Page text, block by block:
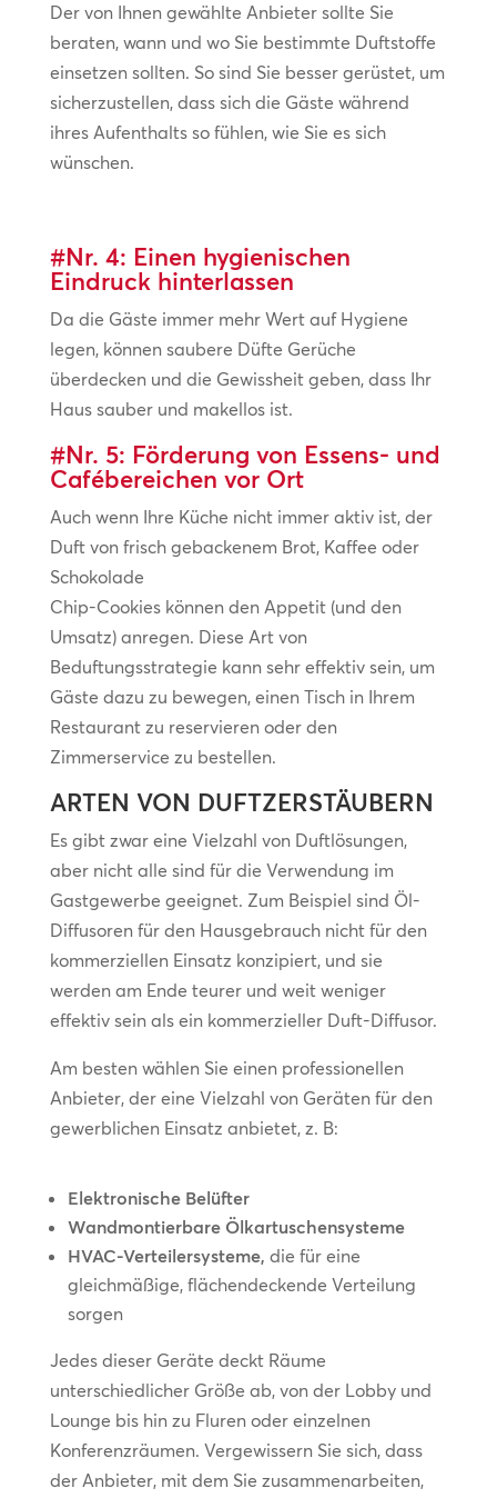
Der von Ihnen gewählte Anbieter sollte Sie
beraten, wann und wo Sie bestimmte Duftstoffe
einsetzen sollten. So sind Sie besser gerüstet, um
sicherzustellen, dass sich die Gäste während
ihres Aufenthalts so fühlen, wie Sie es sich
wünschen.
#Nr. 4: Einen hygienischen
Eindruck hinterlassen
Da die Gäste immer mehr Wert auf Hygiene
legen, können saubere Düfte Gerüche
überdecken und die Gewissheit geben, dass Ihr
Haus sauber und makellos ist.
#Nr. 5: Förderung von Essens- und
Cafébereichen vor Ort
Auch wenn Ihre Küche nicht immer aktiv ist, der
Duft von frisch gebackenem Brot, Kaffee oder
Schokolade
Chip-Cookies können den Appetit (und den
Umsatz) anregen. Diese Art von
Beduftungsstrategie kann sehr effektiv sein, um
Gäste dazu zu bewegen, einen Tisch in Ihrem
Restaurant zu reservieren oder den
Zimmerservice zu bestellen.
ARTEN VON DUFTZERSTÄUBERN
Es gibt zwar eine Vielzahl von Duftlösungen,
aber nicht alle sind für die Verwendung im
Gastgewerbe geeignet. Zum Beispiel sind Öl-
Diffusoren für den Hausgebrauch nicht für den
kommerziellen Einsatz konzipiert, und sie
werden am Ende teurer und weit weniger
effektiv sein als ein kommerzieller Duft-Diffusor.
Am besten wählen Sie einen professionellen
Anbieter, der eine Vielzahl von Geräten für den
gewerblichen Einsatz anbietet, z. B:
Elektronische Belüfter
Wandmontierbare Ölkartuschensysteme
HVAC-Verteilersysteme, die für eine
gleichmäßige, flächendeckende Verteilung
sorgen
Jedes dieser Geräte deckt Räume
unterschiedlicher Größe ab, von der Lobby und
Lounge bis hin zu Fluren oder einzelnen
Konferenzräumen. Vergewissern Sie sich, dass
der Anbieter, mit dem Sie zusammenarbeiten,